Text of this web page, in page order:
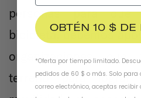
personas para
bicicleta, debemos
organizaciones
terreno para
OBTÉN 10 $ DE
*Oferta por tiempo limitado.
pedidos de 60 $ o más. Solo
correo electrónico, aceptas recibir